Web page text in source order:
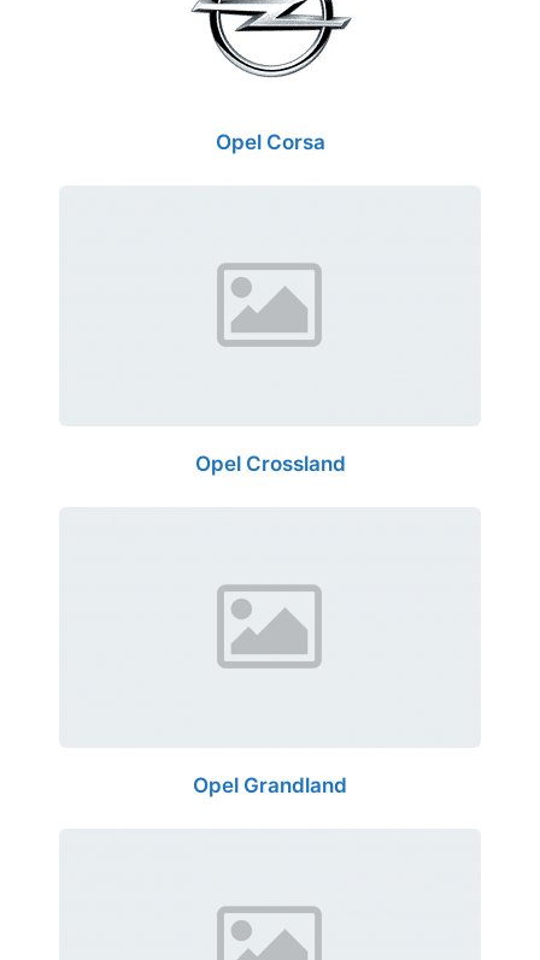
Opel Corsa
Opel Crossland
Opel Grandland